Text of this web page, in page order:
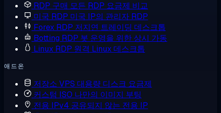
RDP 구매 모든 RDP 요금제 비교
미국 RDP 미국 IP의 관리자 RDP
Forex RDP 저지연 트레이딩 데스크톱
Botting RDP 봇 운영을 위한 상시 가동
Linux RDP 원격 Linux 데스크톱
애드온
저장소 VPS 대용량 디스크 요금제
커스텀 ISO 나만의 이미지 부팅
전용 IPv4 공유되지 않는 전용 IP